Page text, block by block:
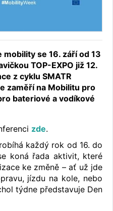
se 16. září od 13
TOP-EXPO již 12.
z cyklu SMATR
zaměří na Mobilitu pro
bateriové a vodíkové
zde.
každý rok od 16. do
koná řada aktivit, které
ke změně – ať už jde
jízdu na kole, nebo
týdne představuje Den